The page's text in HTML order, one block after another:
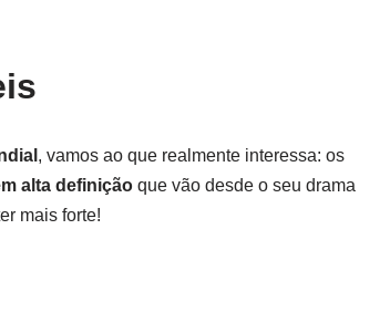
, vamos ao que realmente interessa: os
alta definição que vão desde o seu drama
mais forte!